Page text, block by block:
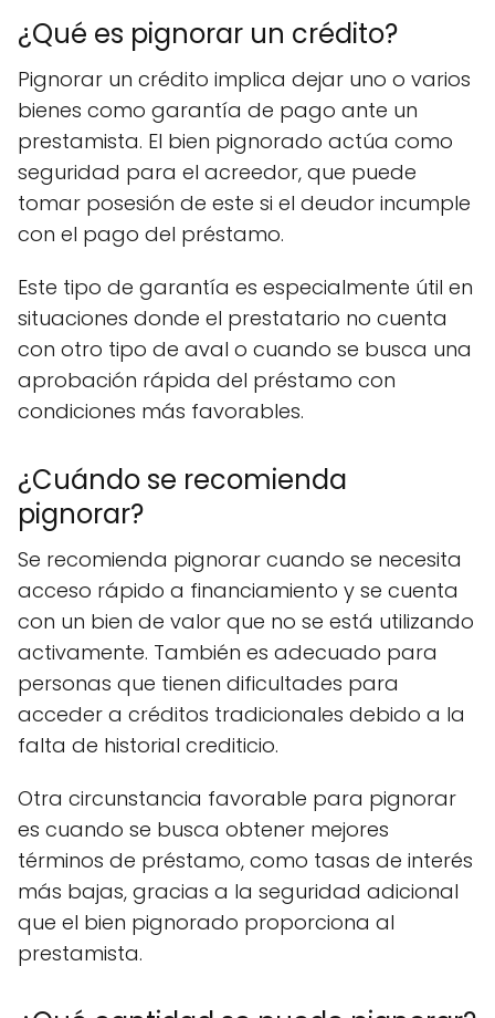
¿Qué es pignorar un crédito?
Pignorar un crédito implica dejar uno o varios
bienes como garantía de pago ante un
prestamista. El bien pignorado actúa como
seguridad para el acreedor, que puede
tomar posesión de este si el deudor incumple
con el pago del préstamo.
Este tipo de garantía es especialmente útil en
situaciones donde el prestatario no cuenta
con otro tipo de aval o cuando se busca una
aprobación rápida del préstamo con
condiciones más favorables.
¿Cuándo se recomienda
pignorar?
Se recomienda pignorar cuando se necesita
acceso rápido a financiamiento y se cuenta
con un bien de valor que no se está utilizando
activamente. También es adecuado para
personas que tienen dificultades para
acceder a créditos tradicionales debido a la
falta de historial crediticio.
Otra circunstancia favorable para pignorar
es cuando se busca obtener mejores
términos de préstamo, como tasas de interés
más bajas, gracias a la seguridad adicional
que el bien pignorado proporciona al
prestamista.